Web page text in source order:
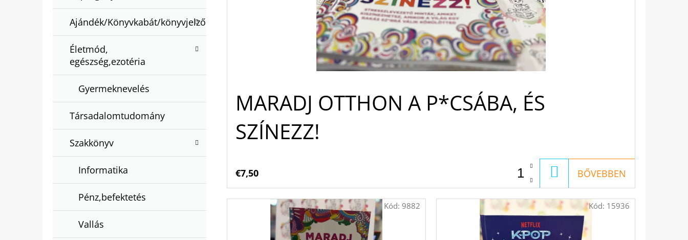
Ajándék/Könyvkabát/könyvjelző
Életmód,
egészség,ezotéria
Gyermeknevelés
Társadalomtudomány
Szakkönyv
Informatika
Pénz,befektetés
Vallás
MARADJ OTTHON A P*CSÁBA, ÉS
SZÍNEZZ!
€7,50 KOSÁRBA
BŐVEBBEN
Kód: 9882 Kód: 15936